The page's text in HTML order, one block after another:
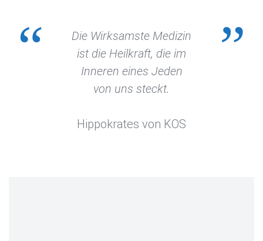
Die Wirksamste Medizin
ist die Heilkraft, die im
Inneren eines Jeden
von uns steckt.
Hippokrates von KOS